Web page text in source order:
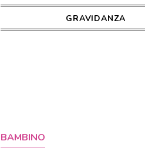
GRAVIDANZA
BAMBINO